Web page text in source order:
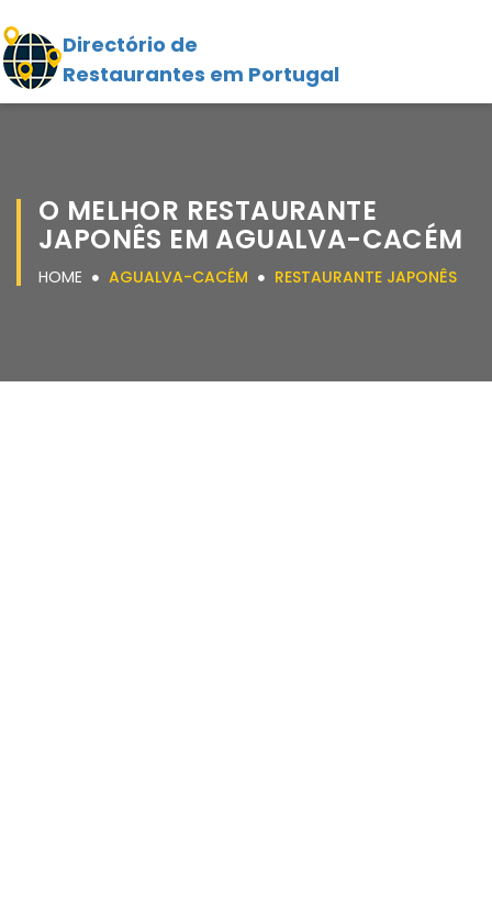
Directório de
Restaurantes em Portugal
O MELHOR RESTAURANTE
JAPONÊS EM AGUALVA-CACÉM
HOME AGUALVA-CACÉM RESTAURANTE JAPONÊS